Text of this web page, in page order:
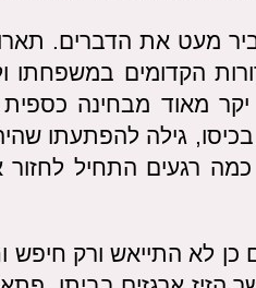
מעט את הדברים.
הקדומים במשפחתו
מאוד מבחינה
גילה להפתעתו
רגעים התחיל לחזור
לא התייאש ורק חיפש